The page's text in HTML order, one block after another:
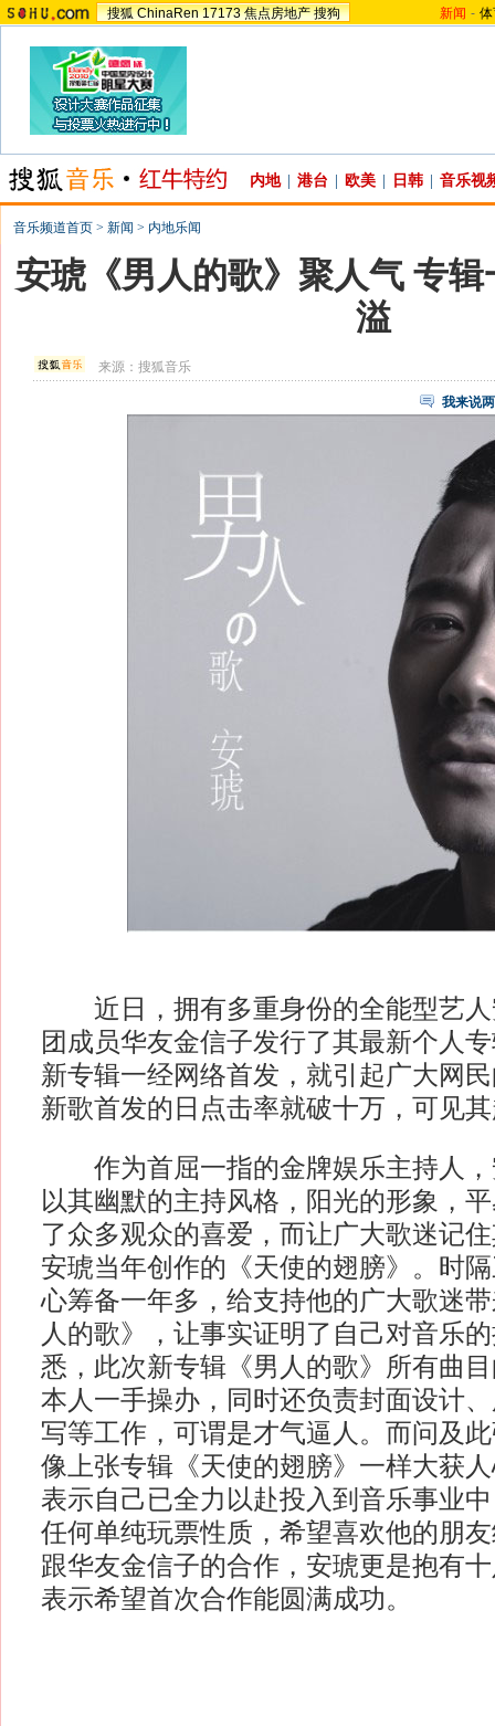
搜狐 ChinaRen 17173 焦点房地产 搜狗 新闻 -
内地 港台 欧美 日韩 音乐视
音乐频道首页 > 新闻 > 内地乐闻
安琥《男人的歌》聚人气 专
溢
来源：搜狐音乐
我来说
近日，拥有多重身份的全能型艺人
团成员华友金信子发行了其最新个人
新专辑一经网络首发，就引起广大网
新歌首发的日点击率就破十万，可见
作为首屈一指的金牌娱乐主持人，
以其幽默的主持风格，阳光的形象，
了众多观众的喜爱，而让广大歌迷记
安琥当年创作的《天使的翅膀》。时
心筹备一年多，给支持他的广大歌迷
人的歌》，让事实证明了自己对音乐
悉，此次新专辑《男人的歌》所有曲
本人一手操办，同时还负责封面设计
写等工作，可谓是才气逼人。而问及
像上张专辑《天使的翅膀》一样大获
表示自己已全力以赴投入到音乐事业
任何单纯玩票性质，希望喜欢他的朋
跟华友金信子的合作，安琥更是抱有
表示希望首次合作能圆满成功。